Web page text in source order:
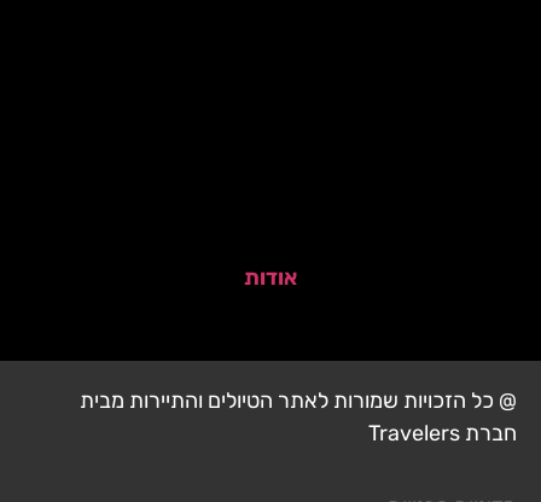
אודות
@ כל הזכויות שמורות לאתר הטיולים והתיירות מבית
חברת Travelers